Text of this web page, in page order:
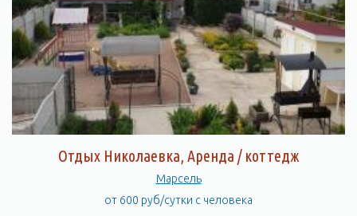
Отдых Николаевка, Аренда / коттедж
Марсель
от 600 руб/сутки с человека